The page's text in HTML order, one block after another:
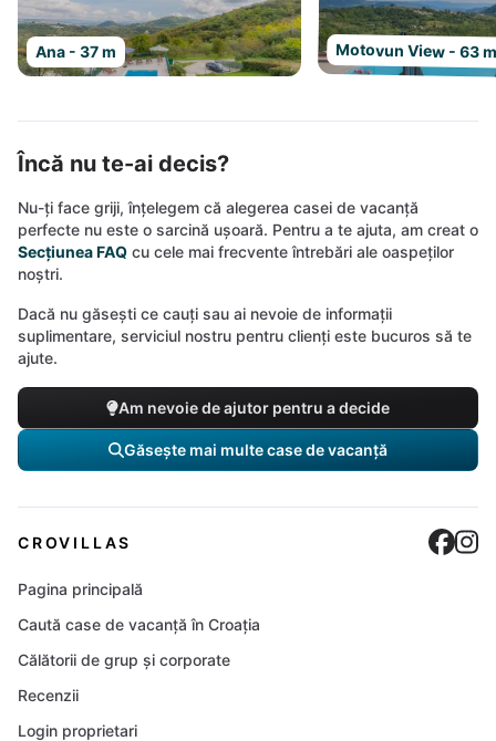
Ana - 37 m Motovun View - 63
Încă nu te-ai decis?
Nu-ți face griji, înțelegem că alegerea casei de vacanță
perfecte nu este o sarcină ușoară. Pentru a te ajuta, am creat o
Secțiunea FAQ cu cele mai frecvente întrebări ale oaspeților
noștri.
Dacă nu găsești ce cauți sau ai nevoie de informații
suplimentare, serviciul nostru pentru clienți este bucuros să te
ajute.
Am nevoie de ajutor pentru a decide
Găsește mai multe case de vacanță
CROVILLAS
Pagina principală
Caută case de vacanță în Croația
Călătorii de grup și corporate
Recenzii
Login proprietari